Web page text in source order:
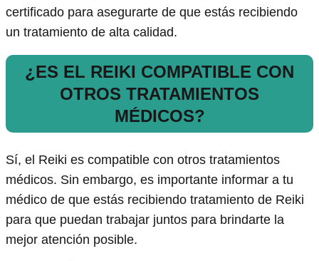
certificado para asegurarte de que estás recibiendo
un tratamiento de alta calidad.
¿ES EL REIKI COMPATIBLE CON
OTROS TRATAMIENTOS
MÉDICOS?
Sí, el Reiki es compatible con otros tratamientos
médicos. Sin embargo, es importante informar a tu
médico de que estás recibiendo tratamiento de Reiki
para que puedan trabajar juntos para brindarte la
mejor atención posible.